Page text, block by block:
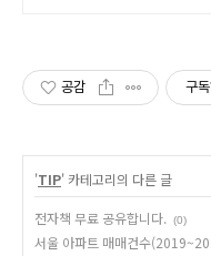
공감 구독
'TIP' 카테고리의 다른 글
전자책 무료 공유합니다. (0)
서울 아파트 매매건수